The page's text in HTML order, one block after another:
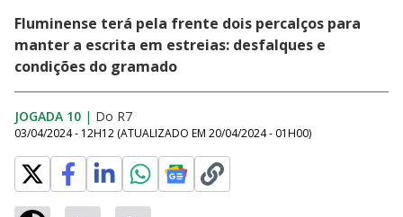
Fluminense terá pela frente dois percalços para
manter a escrita em estreias: desfalques e
condições do gramado
JOGADA 10 | Do R7
03/04/2024 - 12H12 (ATUALIZADO EM 20/04/2024 - 01H00)